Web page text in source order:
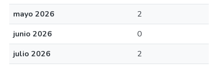
mayo 2026
2
junio 2026
0
julio 2026
2